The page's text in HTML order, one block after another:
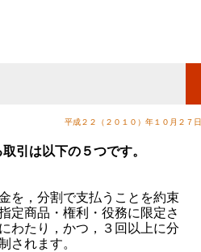
平成２２（２０１０）年１０月２７日
引は以下の５つです。
を，分割で支払うことを約束
定商品・権利・役務に限定さ
わたり，かつ，３回以上に分
されます。